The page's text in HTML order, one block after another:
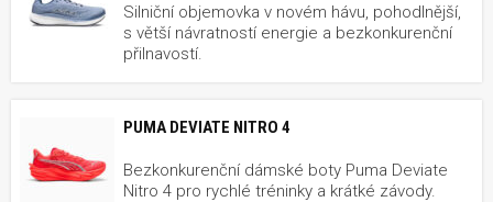
Silniční objemovka v novém hávu, pohodlnější,
s větší návratností energie a bezkonkurenční
přilnavostí.
PUMA DEVIATE NITRO 4
Bezkonkurenční dámské boty Puma Deviate
Nitro 4 pro rychlé tréninky a krátké závody.